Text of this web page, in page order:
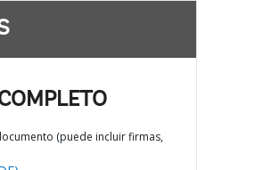
(puede incluir firmas,